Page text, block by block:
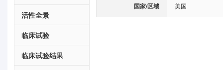
活性全景
临床试验
临床试验结果
国家/区域 美国